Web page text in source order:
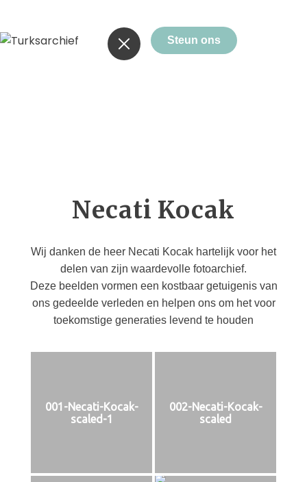
Steun ons
Necati Kocak
Wij danken de heer Necati Kocak hartelijk voor het
delen van zijn waardevolle fotoarchief.
Deze beelden vormen een kostbaar getuigenis van
ons gedeelde verleden en helpen ons om het voor
toekomstige generaties levend te houden
001-Necati-Kocak-
scaled-1
002-Necati-Kocak-
scaled